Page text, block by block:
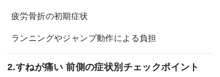
疲労骨折の初期症状
ランニングやジャンプ動作による負担
2.すねが痛い 前側の症状別チェックポイント